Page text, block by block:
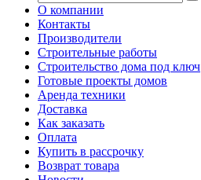
О компании
Контакты
Производители
Строительные работы
Строительство дома под ключ
Готовые проекты домов
Аренда техники
Доставка
Как заказать
Оплата
Купить в рассрочку
Возврат товара